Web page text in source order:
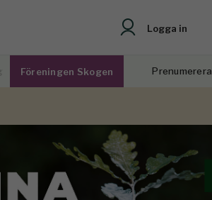
Logga in
Föreningen Skogen Prenumerera